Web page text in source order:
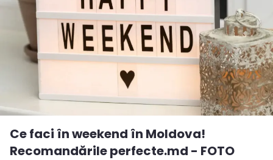
Ce faci în weekend în Moldova!
Recomandările perfecte.md - FOTO